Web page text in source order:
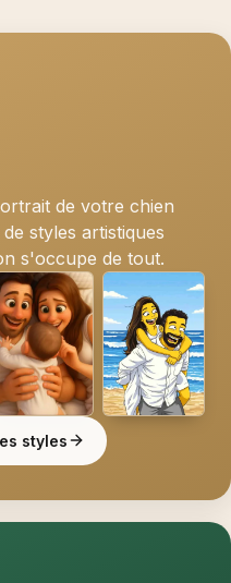
de votre chien
styles artistiques
s'occupe de tout.
styles